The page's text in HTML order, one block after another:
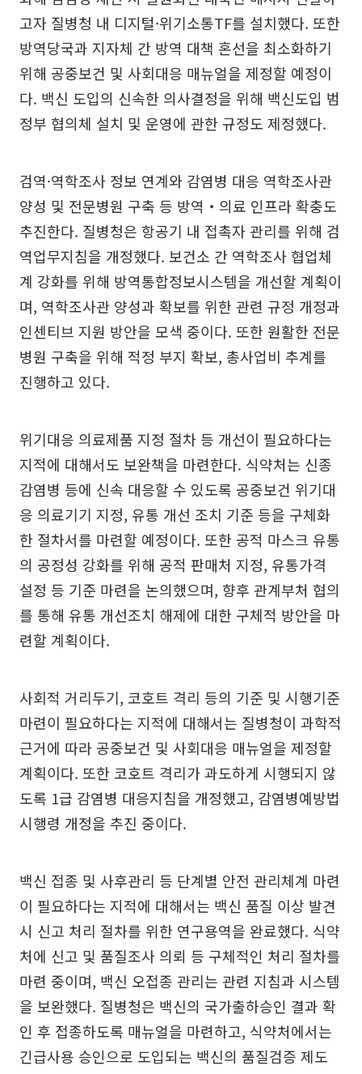
고자 질병청 내 디지털·위기소통TF를 설치했다. 또한
방역당국과 지자체 간 방역 대책 혼선을 최소화하기
위해 공중보건 및 사회대응 매뉴얼을 제정할 예정이
다. 백신 도입의 신속한 의사결정을 위해 백신도입 범
정부 협의체 설치 및 운영에 관한 규정도 제정했다.
검역·역학조사 정보 연계와 감염병 대응 역학조사관
양성 및 전문병원 구축 등 방역‧의료 인프라 확충도
추진한다. 질병청은 항공기 내 접촉자 관리를 위해 검
역업무지침을 개정했다. 보건소 간 역학조사 협업체
계 강화를 위해 방역통합정보시스템을 개선할 계획이
며, 역학조사관 양성과 확보를 위한 관련 규정 개정과
인센티브 지원 방안을 모색 중이다. 또한 원활한 전문
병원 구축을 위해 적정 부지 확보, 총사업비 추계를
진행하고 있다.
위기대응 의료제품 지정 절차 등 개선이 필요하다는
지적에 대해서도 보완책을 마련한다. 식약처는 신종
감염병 등에 신속 대응할 수 있도록 공중보건 위기대
응 의료기기 지정, 유통 개선 조치 기준 등을 구체화
한 절차서를 마련할 예정이다. 또한 공적 마스크 유통
의 공정성 강화를 위해 공적 판매처 지정, 유통가격
설정 등 기준 마련을 논의했으며, 향후 관계부처 협의
를 통해 유통 개선조치 해제에 대한 구체적 방안을 마
련할 계획이다.
사회적 거리두기, 코호트 격리 등의 기준 및 시행기준
마련이 필요하다는 지적에 대해서는 질병청이 과학적
근거에 따라 공중보건 및 사회대응 매뉴얼을 제정할
계획이다. 또한 코호트 격리가 과도하게 시행되지 않
도록 1급 감염병 대응지침을 개정했고, 감염병예방법
시행령 개정을 추진 중이다.
백신 접종 및 사후관리 등 단계별 안전 관리체계 마련
이 필요하다는 지적에 대해서는 백신 품질 이상 발견
시 신고 처리 절차를 위한 연구용역을 완료했다. 식약
처에 신고 및 품질조사 의뢰 등 구체적인 처리 절차를
마련 중이며, 백신 오접종 관리는 관련 지침과 시스템
을 보완했다. 질병청은 백신의 국가출하승인 결과 확
인 후 접종하도록 매뉴얼을 마련하고, 식약처에서는
긴급사용 승인으로 도입되는 백신의 품질검증 제도